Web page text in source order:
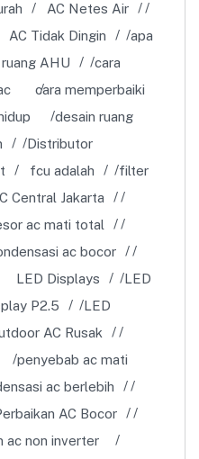
AC Netes Air
AC Tidak Dingin
apa
AHU
cara
cara memperbaiki
desain ruang
Distributor
fcu adalah
filter
Central Jakarta
ac mati total
ac bocor
LED Displays
LED
P2.5
LED
AC Rusak
penyebab ac mati
ac berlebih
AC Bocor
ac non inverter